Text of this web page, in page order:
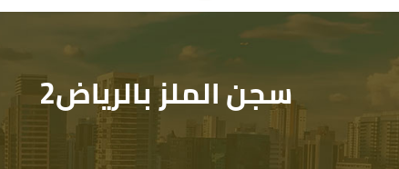
سجن الملز بالرياض2